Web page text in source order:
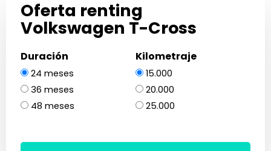
Oferta renting
Volkswagen T-Cross
Duración
24 meses
36 meses
48 meses
Kilometraje
15.000
20.000
25.000